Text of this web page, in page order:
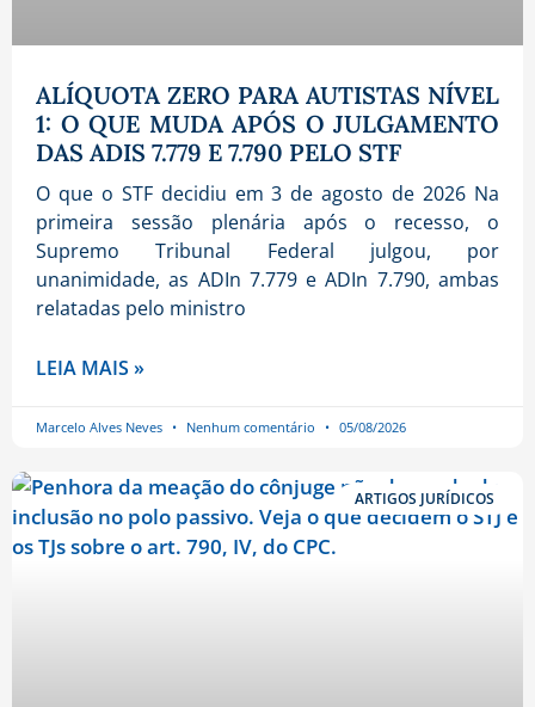
ALÍQUOTA ZERO PARA AUTISTAS NÍVEL
1: O QUE MUDA APÓS O JULGAMENTO
DAS ADIS 7.779 E 7.790 PELO STF
O que o STF decidiu em 3 de agosto de 2026 Na
primeira sessão plenária após o recesso, o
Supremo Tribunal Federal julgou, por
unanimidade, as ADIn 7.779 e ADIn 7.790, ambas
relatadas pelo ministro
LEIA MAIS »
Marcelo Alves Neves Nenhum comentário 05/08/2026
ARTIGOS JURÍDICOS